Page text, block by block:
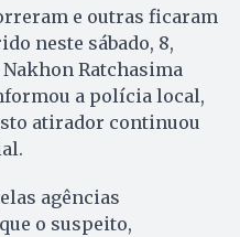
e outras ficaram
neste sábado, 8,
Ratchasima
a polícia local,
atirador continuou
agências
o suspeito,